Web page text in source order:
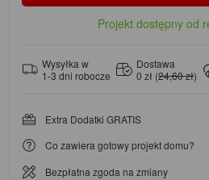
Projekt dostępny od
Wysyłka w
1-3 dni robocze
Dostawa
0 zł (24,60 zł)
Extra Dodatki GRATIS
Co zawiera gotowy projekt domu?
Bezpłatna zgoda na zmiany